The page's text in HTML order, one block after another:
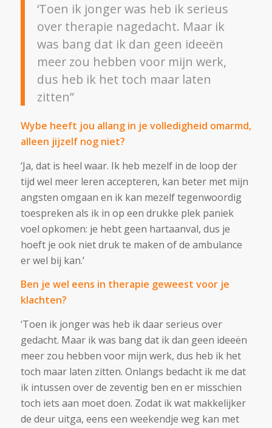
‘Toen ik jonger was heb ik serieus
over therapie nagedacht. Maar ik
was bang dat ik dan geen ideeën
meer zou hebben voor mijn werk,
dus heb ik het toch maar laten
zitten”
Wybe heeft jou allang in je volledigheid omarmd,
alleen jijzelf nog niet?
‘Ja, dat is heel waar. Ik heb mezelf in de loop der
tijd wel meer leren accepteren, kan beter met mijn
angsten omgaan en ik kan mezelf tegenwoordig
toespreken als ik in op een drukke plek paniek
voel opkomen: je hebt geen hartaanval, dus je
hoeft je ook niet druk te maken of de ambulance
er wel bij kan.’
Ben je wel eens in therapie geweest voor je
klachten?
‘Toen ik jonger was heb ik daar serieus over
gedacht. Maar ik was bang dat ik dan geen ideeën
meer zou hebben voor mijn werk, dus heb ik het
toch maar laten zitten. Onlangs bedacht ik me dat
ik intussen over de zeventig ben en er misschien
toch iets aan moet doen. Zodat ik wat makkelijker
de deur uitga, eens een weekendje weg kan met